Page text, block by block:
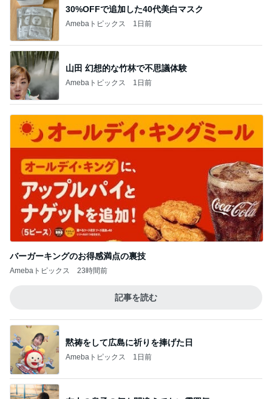
30%OFFで追加した40代美白マスク
Amebaトピックス 1日前
山田 幻想的な竹林で不思議体験
Amebaトピックス 1日前
バーガーキングのお得感満点の裏技
Amebaトピックス 23時間前
記事を読む
黙祷をして広島に祈りを捧げた日
Amebaトピックス 1日前